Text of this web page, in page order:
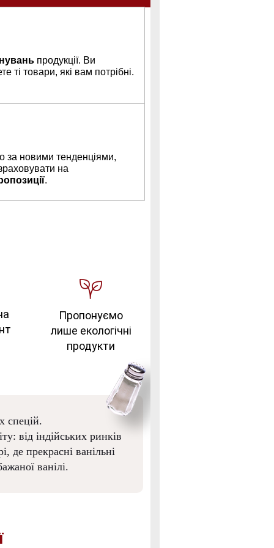
продукції. Ви
ті товари, які вам потрібні.
новими тенденціями,
на
.
Пропонуємо
лише екологічні
продукти
спецій.
від індійських ринків
де прекрасні ванільні
ванілі.